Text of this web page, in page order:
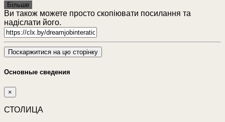
Більше
Ви також можете просто скопіювати посилання та
надіслати його.
Поскаржитися на цю сторінку
Основные сведения
×
СТОЛИЦА